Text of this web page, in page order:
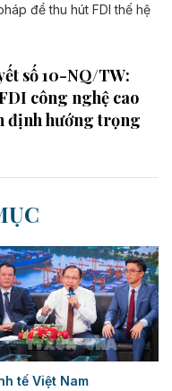
để thu hút FDI thế hệ
số 10-NQ/TW:
công nghệ cao
định hướng trọng
tế Việt Nam